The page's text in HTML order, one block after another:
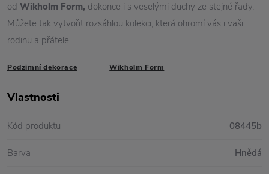
od Wikholm Form, dokonce i s veselými duchy ze stejné řady.
Můžete tak vytvořit rozsáhlou kolekci, která ohromí vás i vaši
rodinu a přátele.
Podzimní dekorace Wikholm Form
Vlastnosti
Kód produktu 08445b
Barva Hnědá